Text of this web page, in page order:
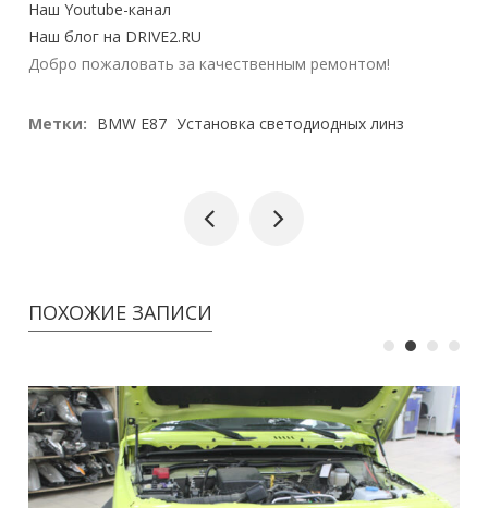
Наш Youtube-канал
Наш блог на DRIVE2.RU
Добро пожаловать за качественным ремонтом!
Метки: BMW E87 Установка светодиодных линз
ПОХОЖИЕ ЗАПИСИ